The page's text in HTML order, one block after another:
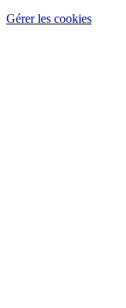
Gérer les cookies